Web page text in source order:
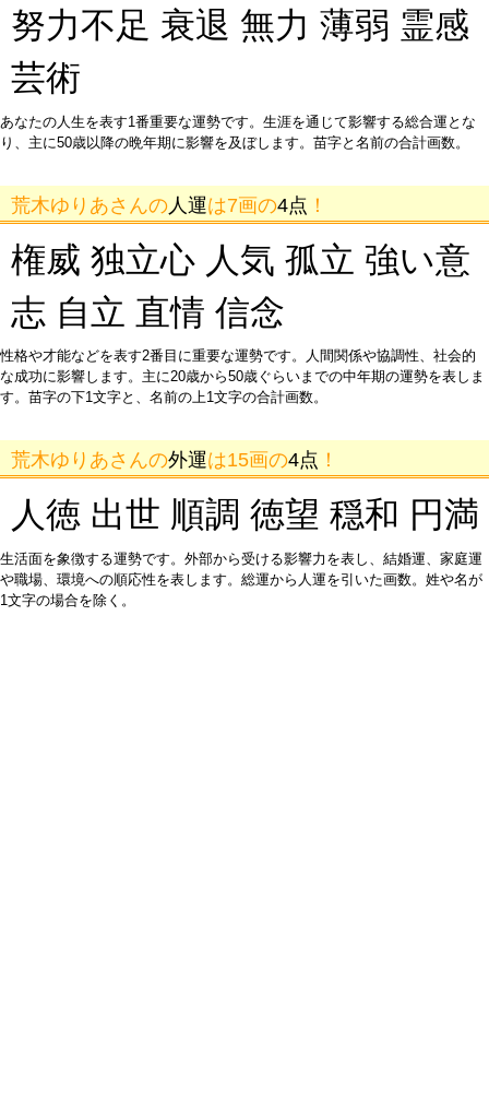
努力不足 衰退 無力 薄弱 霊感
芸術
あなたの人生を表す1番重要な運勢です。生涯を通じて影響する総合運とな
り、主に50歳以降の晩年期に影響を及ぼします。苗字と名前の合計画数。
荒木ゆりあさんの 人運は7画の4点 ！
権威 独立心 人気 孤立 強い意
志 自立 直情 信念
性格や才能などを表す2番目に重要な運勢です。人間関係や協調性、社会的
な成功に影響します。主に20歳から50歳ぐらいまでの中年期の運勢を表しま
す。苗字の下1文字と、名前の上1文字の合計画数。
荒木ゆりあさんの外運は15画の4点 ！
人徳 出世 順調 徳望 穏和 円満
生活面を象徴する運勢です。外部から受ける影響力を表し、結婚運、家庭運
や職場、環境への順応性を表します。総運から人運を引いた画数。姓や名が
1文字の場合を除く。